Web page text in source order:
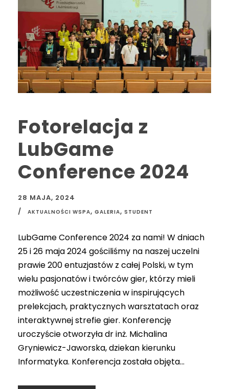
Fotorelacja z
LubGame
Conference 2024
28 MAJA, 2024
AKTUALNOŚCI WSPA, GALERIA, STUDENT
LubGame Conference 2024 za nami! W dniach
25 i 26 maja 2024 gościliśmy na naszej uczelni
prawie 200 entuzjastów z całej Polski, w tym
wielu pasjonatów i twórców gier, którzy mieli
możliwość uczestniczenia w inspirujących
prelekcjach, praktycznych warsztatach oraz
interaktywnej strefie gier. Konferencję
uroczyście otworzyła dr inż. Michalina
Gryniewicz-Jaworska, dziekan kierunku
Informatyka. Konferencja została objęta...